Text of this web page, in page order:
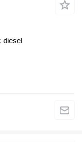
diesel